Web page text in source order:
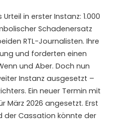
in erster Instanz: 1.000
Schadenersatz
RTL-Journalisten. Ihre
und forderten einen
und Aber. Doch nun
Instanz ausgesetzt –
Ein neuer Termin mit
März 2026 angesetzt. Erst
der Cassation könnte der